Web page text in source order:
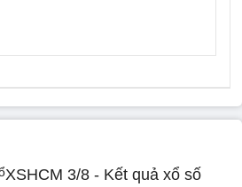
XSHCM 3/8 - Kết quả xổ số